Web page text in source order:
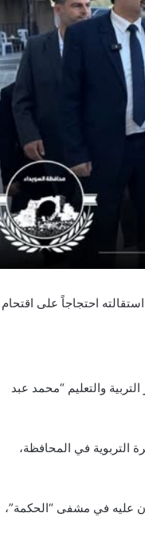
احتجاجاً على اقتحام
والتعليم “محمد عبد
التربوية في المحافظة،
عليه في مشفى “الحكمة”،